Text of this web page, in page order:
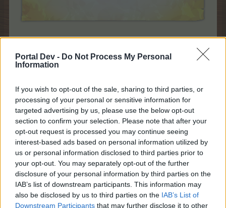
Portal Dev - Do Not Process My Personal
Information
If you wish to opt-out of the sale, sharing to third parties, or
processing of your personal or sensitive information for
targeted advertising by us, please use the below opt-out
section to confirm your selection. Please note that after your
opt-out request is processed you may continue seeing
interest-based ads based on personal information utilized by
us or personal information disclosed to third parties prior to
your opt-out. You may separately opt-out of the further
disclosure of your personal information by third parties on the
IAB’s list of downstream participants. This information may
also be disclosed by us to third parties on the IAB’s List of
Downstream Participants that may further disclose it to other
Pakker findes i Gårdbutikken
Farmerama teamet
19 Juni 2025
MOD-Ara
Board Administrator
Team Farmerama DA & NO
Staldbygger pakke tilbud